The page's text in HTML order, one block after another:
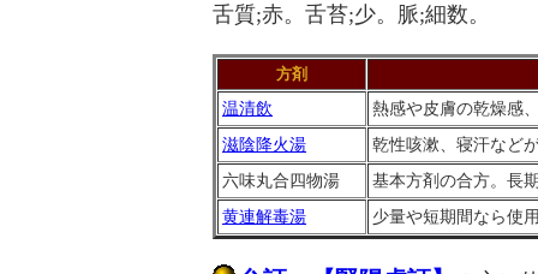
舌質;赤。舌苔;少。脈;細数。
方剤
温清飲
熱感や皮膚の乾燥感
滋陰降火湯
乾性咳漱、寝汗など
六味丸合四物湯
基本方剤の合方。長
黄連解毒湯
少量や短期間なら使